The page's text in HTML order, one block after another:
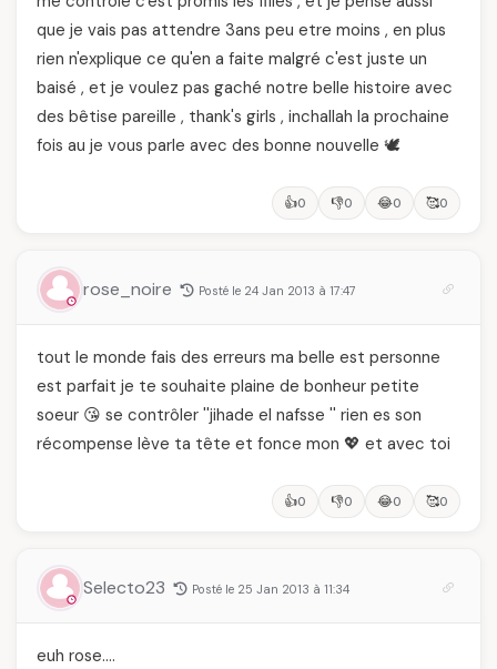
que je vais pas attendre 3ans peu etre moins , en plus
rien n'explique ce qu'en a faite malgré c'est juste un
baisé , et je voulez pas gaché notre belle histoire avec
des bêtise pareille , thank's girls , inchallah la prochaine
fois au je vous parle avec des bonne nouvelle 🕊️
👍0 👎0 😂0 🥰0
rose_noire Posté le 24 Jan 2013 à 17:47
tout le monde fais des erreurs ma belle est personne
est parfait je te souhaite plaine de bonheur petite
soeur 😘 se contrôler ''jihade el nafsse '' rien es son
récompense lève ta tête et fonce mon 💖 et avec toi
👍0 👎0 😂0 🥰0
Selecto23 Posté le 25 Jan 2013 à 11:34
euh rose….